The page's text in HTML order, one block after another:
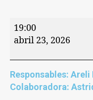
19:00
abril 23, 2026
Responsables:
Colaboradora: